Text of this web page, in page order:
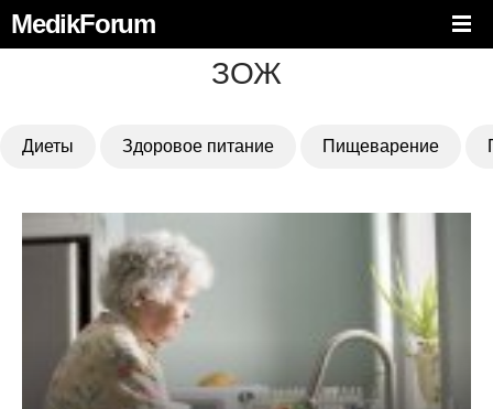
MedikForum
ЗОЖ
Диеты Здоровое питание Пищеварение